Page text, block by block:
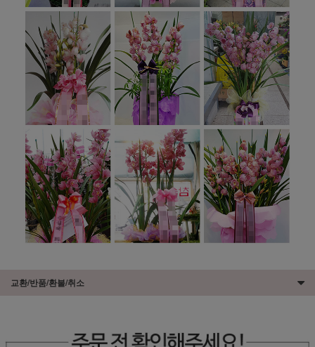
교환/반품/환불/취소